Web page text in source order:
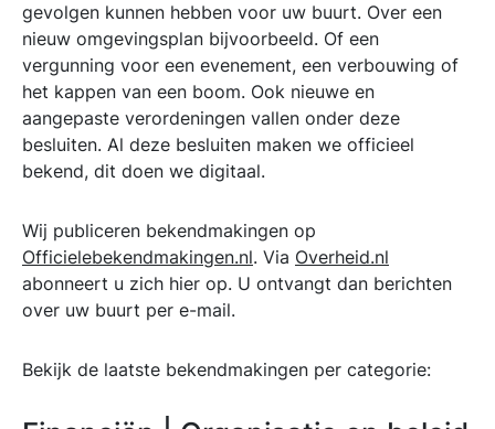
gevolgen kunnen hebben voor uw buurt. Over een
nieuw omgevingsplan bijvoorbeeld. Of een
vergunning voor een evenement, een verbouwing of
het kappen van een boom. Ook nieuwe en
aangepaste verordeningen vallen onder deze
besluiten. Al deze besluiten maken we officieel
bekend, dit doen we digitaal.
Wij publiceren bekendmakingen op
Officielebekendmakingen.nl. Via Overheid.nl
abonneert u zich hier op. U ontvangt dan berichten
over uw buurt per e-mail.
Bekijk de laatste bekendmakingen per categorie: